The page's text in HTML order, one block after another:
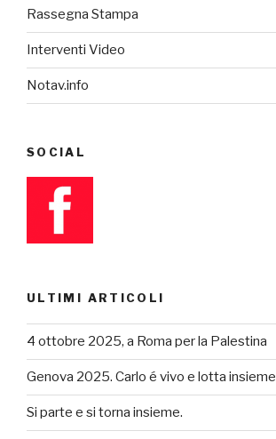
Rassegna Stampa
Interventi Video
Notav.info
SOCIAL
ULTIMI ARTICOLI
4 ottobre 2025, a Roma per la Palestina
Genova 2025. Carlo é vivo e lotta insieme
Si parte e si torna insieme.